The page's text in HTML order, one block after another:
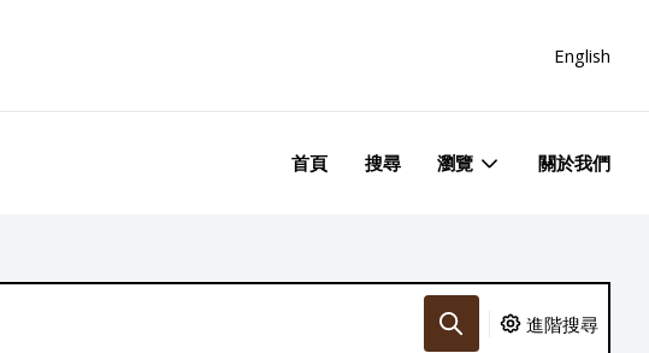
English
首頁 搜尋 瀏覽 關於我們
進階搜尋